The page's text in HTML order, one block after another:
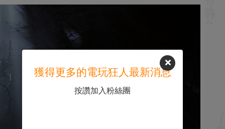
獲得更多的電玩狂人最新消息
按讚加入粉絲團